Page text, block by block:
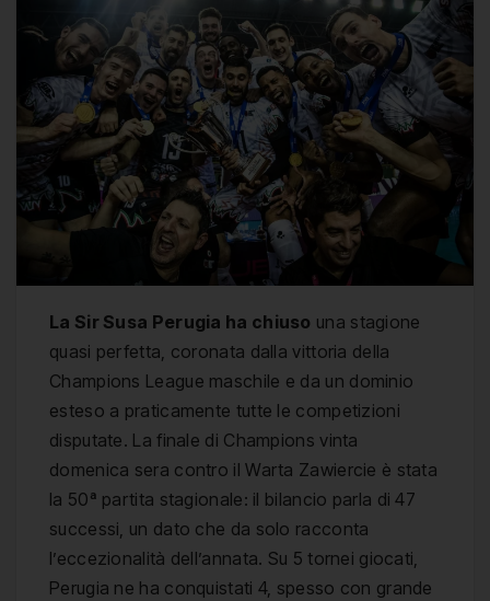
La Sir Susa Perugia ha chiuso una stagione
quasi perfetta, coronata dalla vittoria della
Champions League maschile e da un dominio
esteso a praticamente tutte le competizioni
disputate. La finale di Champions vinta
domenica sera contro il Warta Zawiercie è stata
la 50ª partita stagionale: il bilancio parla di 47
successi, un dato che da solo racconta
l’eccezionalità dell’annata. Su 5 tornei giocati,
Perugia ne ha conquistati 4, spesso con grande